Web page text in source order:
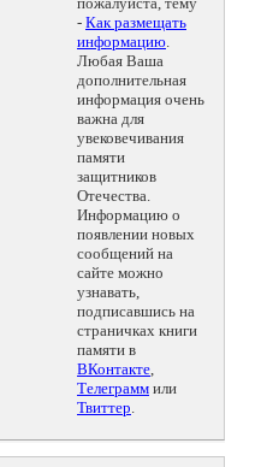
- Как размещать
информацию.
Любая Ваша
дополнительная
информация очень
важна для
увековечивания
памяти
защитников
Отечества.
Информацию о
появлении новых
сообщений на
сайте можно
узнавать,
подписавшись на
страничках книги
памяти в
ВКонтакте,
Телеграмм или
Твиттер.